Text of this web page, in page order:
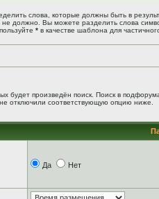
слова, которые должны быть в
не должно. Вы можете разделить слова
* в качестве шаблона для
будет произведён поиск. Поиск в
отключили соответствующую опцию ниже.
Да Нет